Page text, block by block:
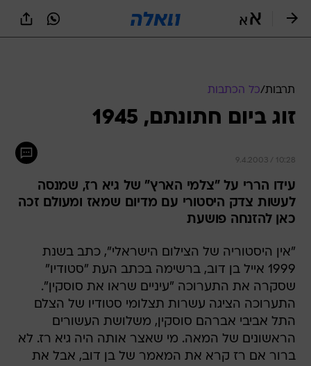
תרבות/כל הכתבות
זוג ביום חתונתם, 1945
9.4.2003 / 10:28
עידו הררי על "צלמי הארץ" של גיא רז, שמנסה
לעשות צדק היסטורי עם מדיום שמאז ומעולם זכה
כאן להזנחה פושעת
"אין היסטוריה של הצילום הישראלי", כתב בשנת
1999 אייל בן דוב, ברשימה בכתב העת "סטודיו"
שסקרה את התערוכה "עיניים שראו את סוסקין".
התערוכה הציגה עשרות תצלומי סטודיו של הצלם
התל אביבי אברהם סוסקין, משלושת העשורים
הראשונים של המאה. מי שאצר אותה היה גיא רז. לא
ברור אם רז קרא את המאמר של בן דוב, אבל את